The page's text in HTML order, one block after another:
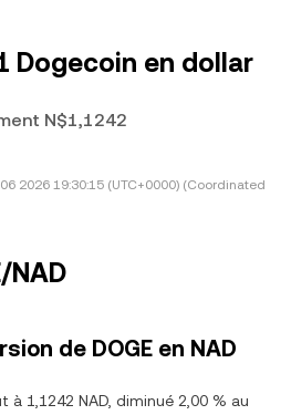
Dogecoin en dollar
N$1,1242
2026 19:30:15 (UTC+0000) (Coordinated
NAD
de DOGE en NAD
à 1,1242 NAD, diminué 2,00 % au